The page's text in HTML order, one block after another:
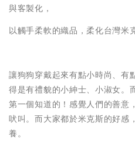
與客製化，
以觸手柔軟的織品，柔化台灣米
讓狗狗穿戴起來有點小時尚、有
得是有禮貌的小紳士、小淑女。
第一個知道的！感覺人們的善意
吠叫。而大家都於米克斯的好感
養。